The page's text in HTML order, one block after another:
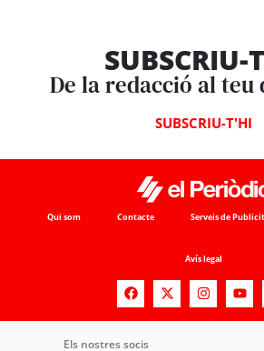
SUBSCRIU-
De la redacció al
SUBSCRIU-T'HI
Qui som Contacte Serveis de
Avís legal
Els nostres socis